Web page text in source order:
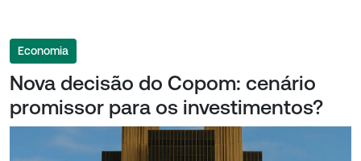
Economia
Nova decisão do Copom: cenário
promissor para os investimentos?